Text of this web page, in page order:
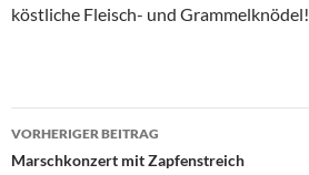
köstliche Fleisch- und Grammelknödel!
Beitragsnavigation
VORHERIGER BEITRAG
Marschkonzert mit Zapfenstreich